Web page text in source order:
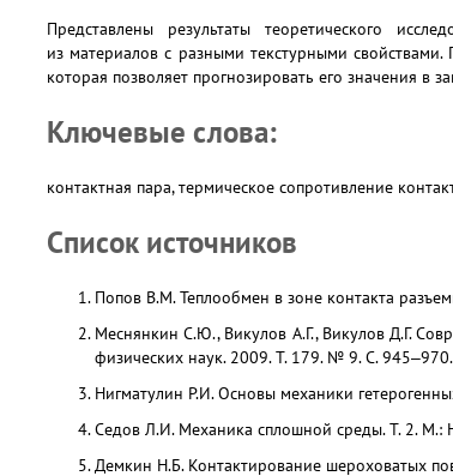
Представлены результаты теоретического
из материалов с разными текстурными
которая позволяет прогнозировать его значения в
Ключевые слова:
контактная пара, термическое сопротивление
Список источников
Попов В.М. Теплообмен в зоне контакта
Меснянкин С.Ю., Викулов А.Г., Викулов Д.Г.
физических наук. 2009. Т. 179. № 9. С.
Нигматулин Р.И. Основы механики
Седов Л.И. Механика сплошной среды. Т. 2. М.:
Демкин Н.Б. Контактирование шероховатых